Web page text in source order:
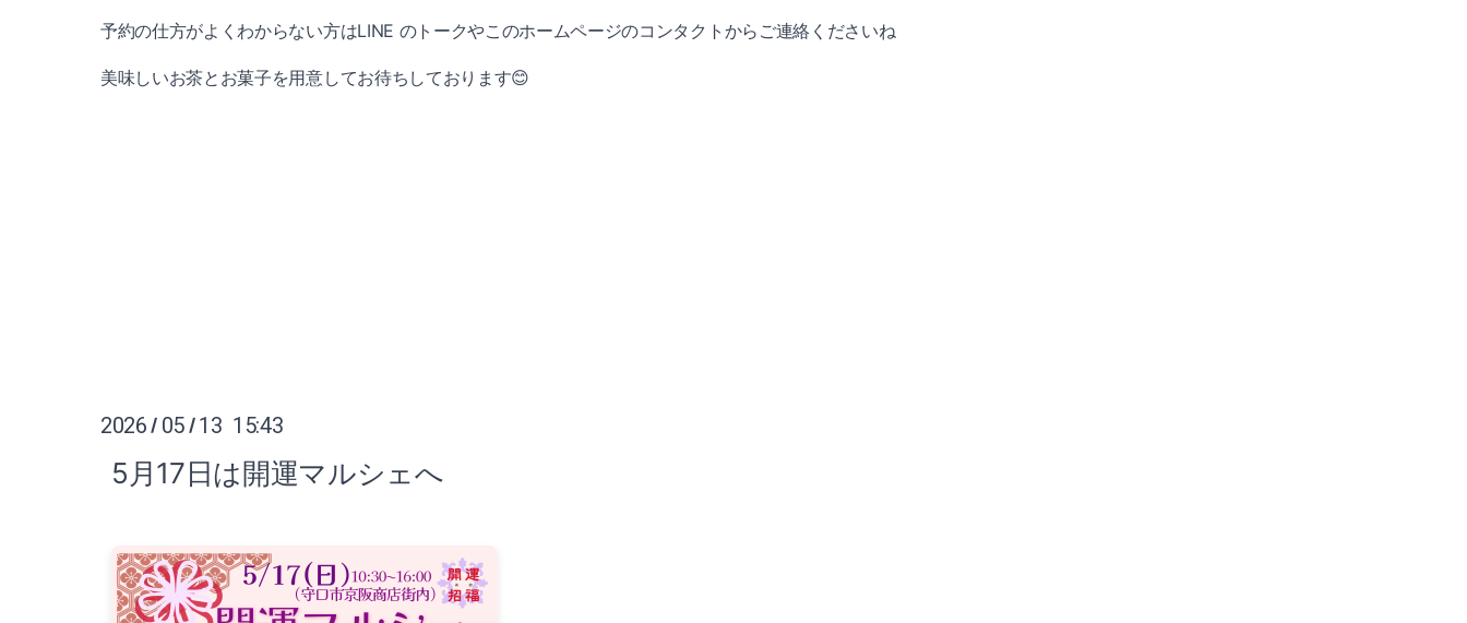
予約の仕方がよくわからない方はLINE のトークやこのホームページのコンタクトからご連絡くださいね
美味しいお茶とお菓子を用意してお待ちしております😊
2026 / 05 / 13 15:43
5月17日は開運マルシェへ